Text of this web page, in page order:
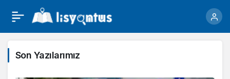
Son Yazılarımız